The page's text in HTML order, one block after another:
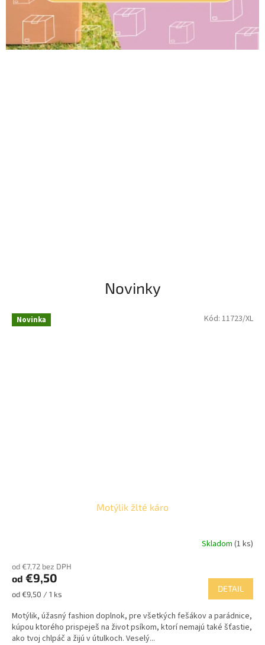
E
T
Novinky
Novinka
Motýlik žlté káro
Skladom (1 ks)
od €7,72 bez DPH
od €9,50
Jednotková
od €9,50 / 1 ks
DETAIL
Motýlik, úžasný fashion doplnok, pre všetkých fešákov a parádnice,
kúpou ktorého prispeješ na život psíkom, ktorí nemajú také šťastie,
ako tvoj chlpáč a žijú v útulkoch. Veselý...
Kód: 11723/XL